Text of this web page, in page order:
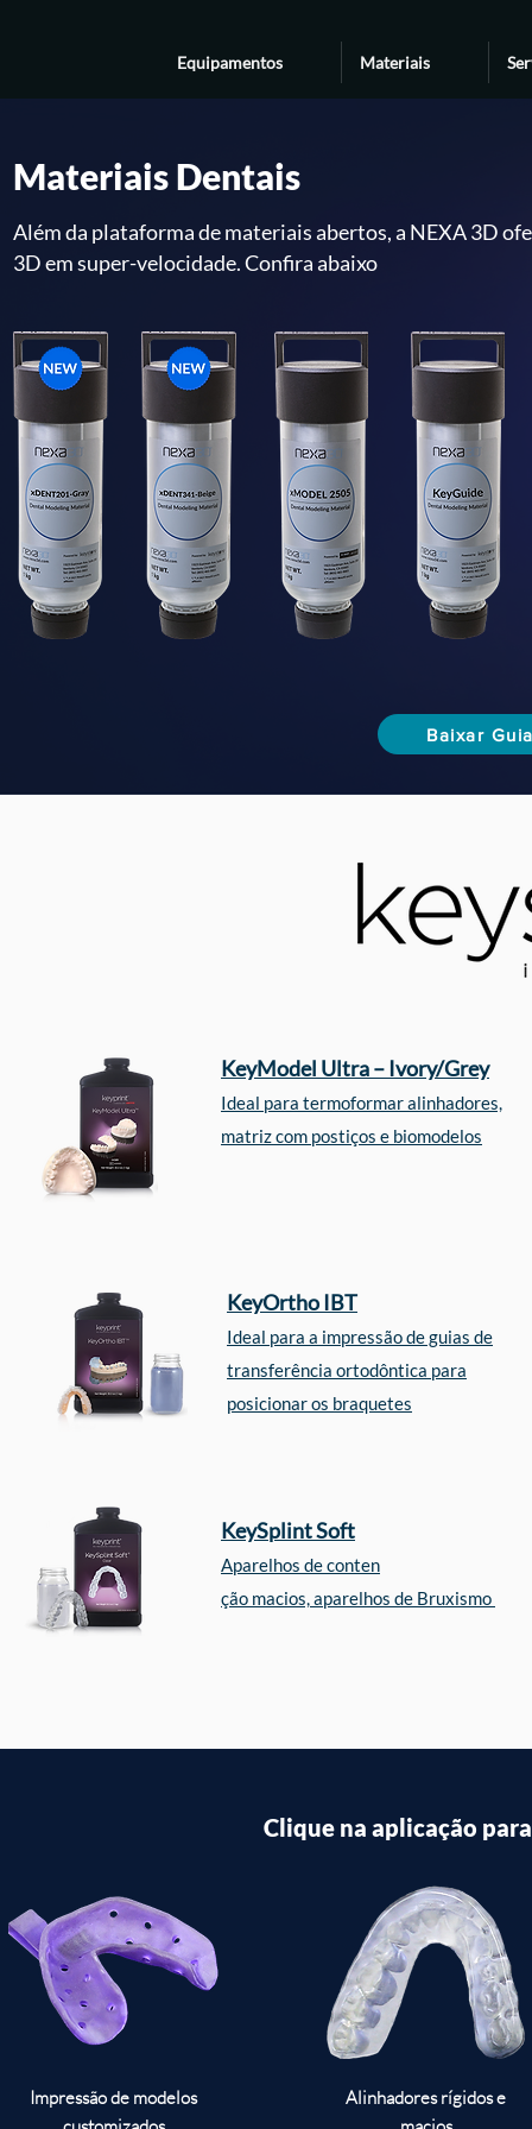
Equipamentos Materiais
Materiais Dentais
Além da plataforma de materiais abertos, a NEXA 3D
3D em super-velocidade. Confira abaixo
Baixar
KeyModel Ultra – Ivory/Grey
Ideal para termoformar alinhadores,
matriz com postiços e biomodelos
KeyOrtho IBT
Ideal para a impressão de guias de
transferência ortodôntica para
posicionar os braquetes
KeySplint Soft
Aparelhos de conten
ção macios, aparelhos de Bruxismo
Clique na aplicação
Impressão de modelos
Alinhadores rígidos e